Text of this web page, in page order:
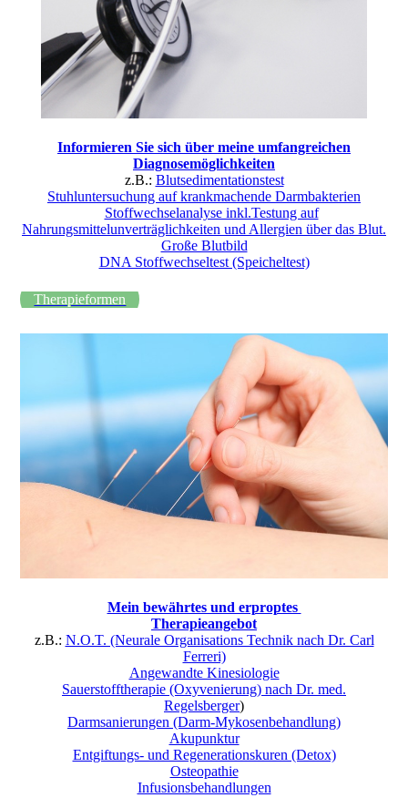
Informieren Sie sich über meine umfangreichen
Diagnosemöglichkeiten
z.B.: Blutsedimentationstest
Stuhluntersuchung auf krankmachende Darmbakterien
Stoffwechselanalyse inkl.Testung auf
Nahrungsmittelunverträglichkeiten und Allergien über das Blut.
Große Blutbild
DNA Stoffwechseltest (Speicheltest)
Therapieformen
Mein bewährtes und erproptes
Therapieangebot
z.B.: N.O.T. (Neurale Organisations Technik nach Dr. Carl
Ferreri)
Angewandte Kinesiologie
Sauerstofftherapie (Oxyvenierung) nach Dr. med.
Regelsberger)
Darmsanierungen (Darm-Mykosenbehandlung)
Akupunktur
Entgiftungs- und Regenerationskuren (Detox)
Osteopathie
Infusionsbehandlungen